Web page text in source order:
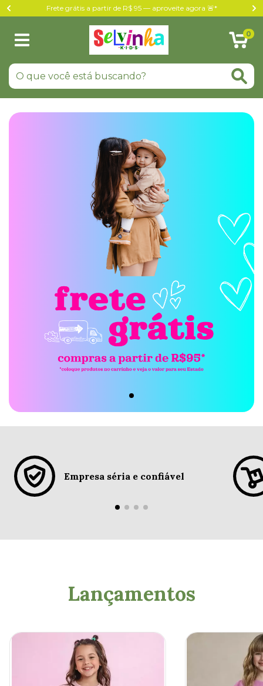
Frete grátis a partir de R$ 95 — aproveite agora 🚨*
0
Empresa séria e confiável
Lançamentos